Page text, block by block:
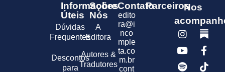
Informações
Úteis
Dúvidas
Frequentes
Descontos
para
Sobre
Nós
A
Editora
Autores &
Tradutores
Contato
edito
ra@i
nco
mple
ta.co
m.br
cont
ParceirosNos